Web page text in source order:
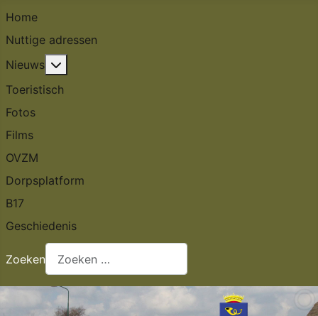
Home
Nuttige adressen
Nieuws
Toeristisch
Fotos
Films
OVZM
Dorpsplatform
B17
Geschiedenis
Zoeken